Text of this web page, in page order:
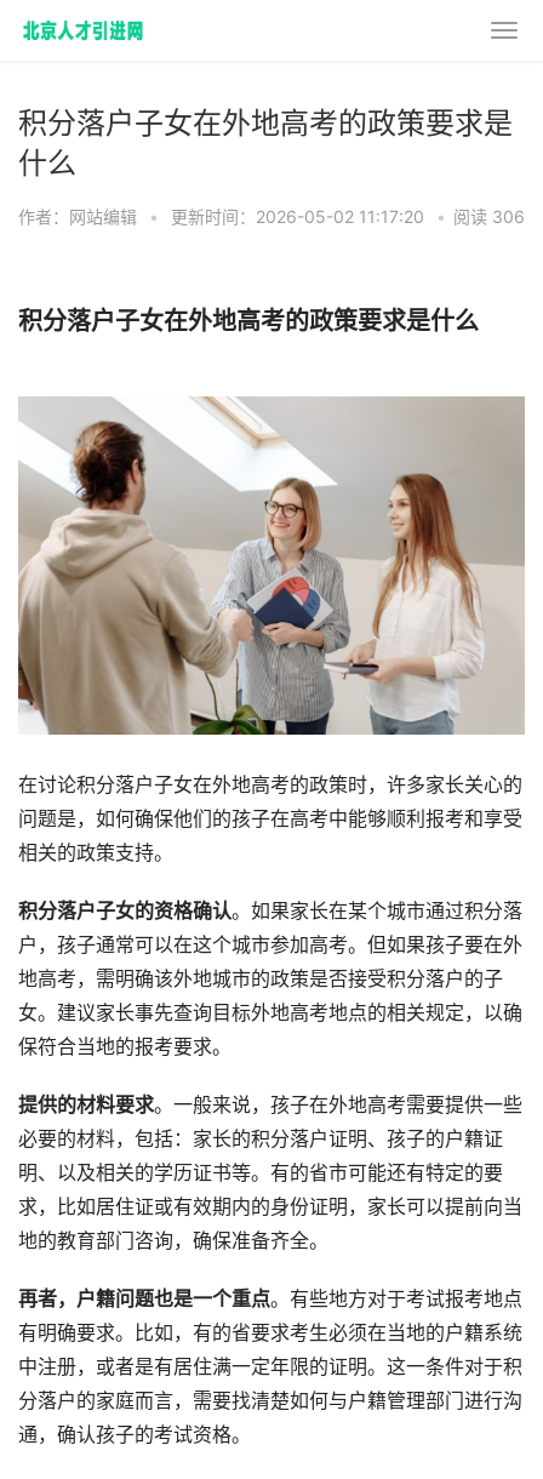
积分落户子女在外地高考的政策要求是
什么
作者：网站编辑 • 更新时间：2026-05-02 11:17:20 • 阅读 306
积分落户子女在外地高考的政策要求是什么
在讨论积分落户子女在外地高考的政策时，许多家长关心的
问题是，如何确保他们的孩子在高考中能够顺利报考和享受
相关的政策支持。
积分落户子女的资格确认。如果家长在某个城市通过积分落
户，孩子通常可以在这个城市参加高考。但如果孩子要在外
地高考，需明确该外地城市的政策是否接受积分落户的子
女。建议家长事先查询目标外地高考地点的相关规定，以确
保符合当地的报考要求。
提供的材料要求。一般来说，孩子在外地高考需要提供一些
必要的材料，包括：家长的积分落户证明、孩子的户籍证
明、以及相关的学历证书等。有的省市可能还有特定的要
求，比如居住证或有效期内的身份证明，家长可以提前向当
地的教育部门咨询，确保准备齐全。
再者，户籍问题也是一个重点。有些地方对于考试报考地点
有明确要求。比如，有的省要求考生必须在当地的户籍系统
中注册，或者是有居住满一定年限的证明。这一条件对于积
分落户的家庭而言，需要找清楚如何与户籍管理部门进行沟
通，确认孩子的考试资格。